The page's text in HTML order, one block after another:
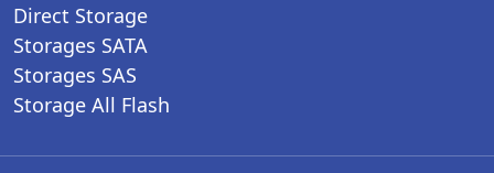
Direct Storage
Storages SATA
Storages SAS
Storage All Flash